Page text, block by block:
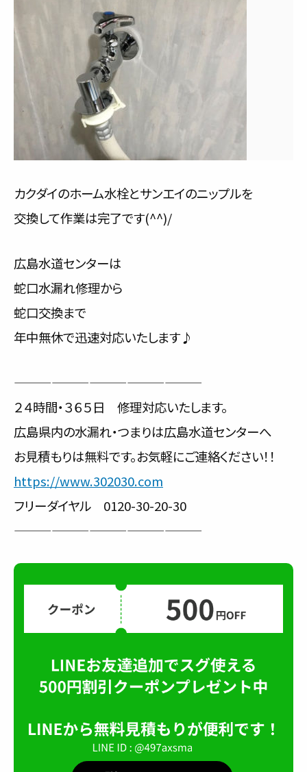
カクダイのホーム水栓とサンエイのニップルを
交換して作業は完了です(^^)/
広島水道センターは
蛇口水漏れ修理から
蛇口交換まで
年中無休で迅速対応いたします♪
———————————————
２４時間・３６５日 修理対応いたします。
広島県内の水漏れ・つまりは広島水道センターへ
お見積もりは無料です。お気軽にご連絡ください！！
https://www.302030.com
フリーダイヤル 0120-30-20-30
———————————————